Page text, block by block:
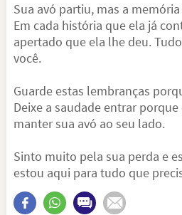
TODAS AS
Sua avó partiu, mas a
Em cada história que ela já
apertado que ela lhe deu.
você.
Guarde estas lembranças
Deixe a saudade entrar
manter sua avó ao seu lado.
Sinto muito pela sua perda e
estou aqui para tudo que